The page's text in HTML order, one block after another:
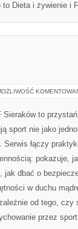
to Dieta i żywienie
Sieraków to
sport nie jako
Serwis łączy
pokazuje,
jak dbać o
w duchu
od tego, czy
przez